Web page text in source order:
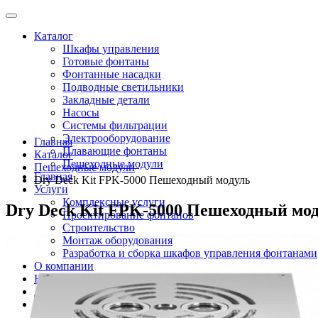
Каталог
Шкафы управления
Готовые фонтаны
Фонтанные насадки
Подводные светильники
Закладные детали
Насосы
Системы фильтрации
Электрооборудование
Плавающие фонтаны
Пешеходные модули
Главная
Услуги
Комплексные услуги
Проектирование фонтанов
Строительство
Монтаж оборудования
Разработка и сборка шкафов управления фонтанами
О компании
Новости
Доставка \ Оплата
Контакты
Главная
Каталог
Пешеходные модули
Dry Deck Kit FPK-5000 Пешеходный модуль
Dry Deck Kit FPK-5000 Пешеходный